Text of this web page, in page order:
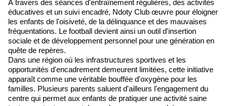
À travers des séances d'entraînement régulières, des activités
éducatives et un suivi encadré, Ndoty Club œuvre pour éloigner
les enfants de l'oisiveté, de la délinquance et des mauvaises
fréquentations. Le football devient ainsi un outil d'insertion
sociale et de développement personnel pour une génération en
quête de repères.
Dans une région où les infrastructures sportives et les
opportunités d'encadrement demeurent limitées, cette initiative
apparaît comme une véritable bouffée d'oxygène pour les
familles. Plusieurs parents saluent d'ailleurs l'engagement du
centre qui permet aux enfants de pratiquer une activité saine